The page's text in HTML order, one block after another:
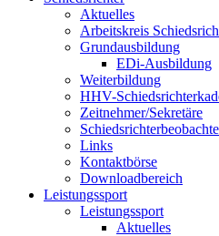
Aktuelles
Arbeitskreis
Grundausbildung
EDi-Ausbildung
Weiterbildung
HHV-
Zeitnehmer/Sekretäre
Links
Kontaktbörse
Downloadbereich
Leistungssport
Leistungssport
Aktuelles